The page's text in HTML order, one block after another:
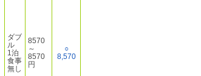
ダブ
ル
1泊
食事
無し
8570
～
8570
円
○
8,570